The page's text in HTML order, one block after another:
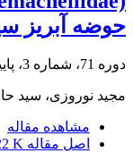
حوضه آبریز
دوره 71، شماره 3، پاییز 1397، صفحه
مجید نوروزی، سید
مشاهده مقاله
اصل مقاله K